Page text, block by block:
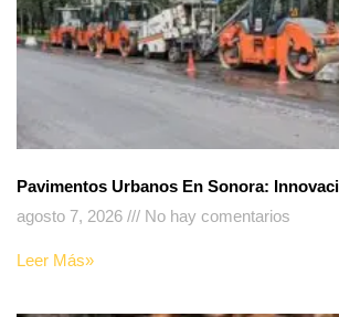
Pavimentos Urbanos En Sonora:
agosto 7, 2026
No hay comentarios
Leer Más»